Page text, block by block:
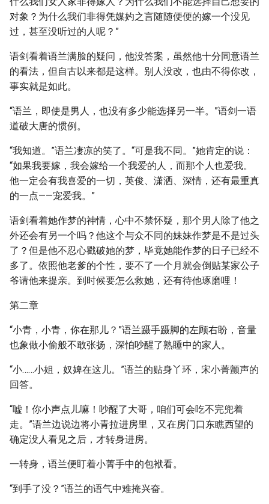
对象？为什么我们非得凭媒妁之言随随便便的嫁一个没见
过，甚至没听过的人呢？”
语剑看着语兰满脸的疑问，他没答案，虽然他十分同意语兰
的看法，但自古以来都是这样。别人没改，也由不得你改，
事实就是如此。
“语兰，即使是男人，也没有多少能选择另一半。”语剑一语
道破大唐的惯例。
“我知道。”语兰凄凉的笑了。“可是我不同。”她肯定的说：
“如果我要嫁，我会嫁给一个我爱的人，而那个人也爱我。
他一定会有我喜爱的一切，英俊、潇洒、深情，还有最重真
的一点——宠爱我。”
语剑看着她作梦的神情，心中不禁怀疑，那个男人除了他之
外还会有另一个吗？他这个与众不同的妹妹作梦是不是过头
了？但是他不忍心戳破她的梦，毕竟她能作梦的日子已经不
多了。依照他老爹的个性，要不了一个月就会倒贴某家公子
爷请他来提亲。到时候要怎么救她，还有待他琢磨哩！
第二章
“小青，小青，你在那儿？”语兰蹑手蹑脚的左顾右盼，音量
也象做小偷般不敢张扬，深怕吵醒了熟睡中的家人。
“小……小姐，奴婢在这儿。”语兰的贴身丫环，宋小菁颤声的
回答。
“嘘！你小声点儿嘛！吵醒了大哥，咱们可会吃不完兜着
走。”语兰边说边将小青拉进房里，又在房门口东瞧西望的
确定没人看见之后，才转身进房。
一转身，语兰便盯着小菁手中的包袱看。
“到手了没？”语兰的语气中难掩兴奋。